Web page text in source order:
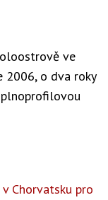
ve
2006, o dva roky
Chorvatsku pro